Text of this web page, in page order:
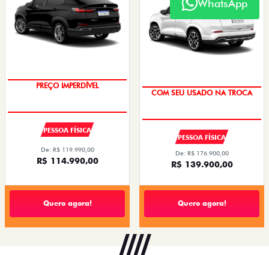
PREÇO IMPERDÍVEL
PESSOA FÍSICA
De: R$ 119.990,00
R$ 114.990,00
Quero agora!
COM SEU USADO NA TROCA
PESSOA FÍSICA
De: R$ 176.900,00
R$ 139.900,00
Quero agora!
WhatsApp